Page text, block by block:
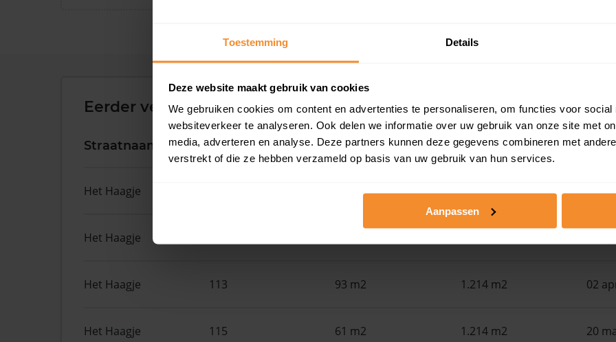
Toestemming Details
Deze website maakt gebruik van cookies
We gebruiken cookies om content en advertenties te personaliseren, om functies voor social
websiteverkeer te analyseren. Ook delen we informatie over uw gebruik van onze site met
media, adverteren en analyse. Deze partners kunnen deze gegevens combineren met
verstrekt of die ze hebben verzameld op basis van uw gebruik van hun services.
Aanpassen
Eerder verkochte woningen in de buurt
Straatnaam Huisnr. Woonoppervlak Perceel
Het Haagje 59 m2 1.426 m2 29
Het Haagje
Het Haagje 113 93 m2 1.214 m2 02
Het Haagje 115 61 m2 1.214 m2 20